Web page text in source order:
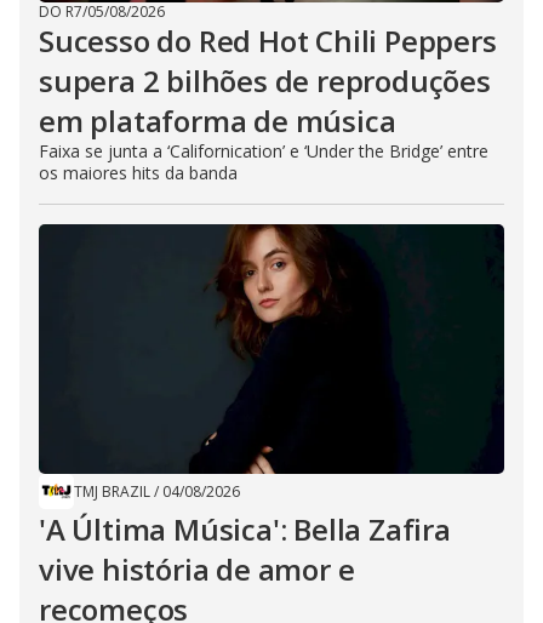
DO R7/05/08/2026
Sucesso do Red Hot Chili Peppers
supera 2 bilhões de reproduções
em plataforma de música
Faixa se junta a ‘Californication’ e ‘Under the Bridge’ entre
os maiores hits da banda
TMJ BRAZIL/ 04/08/2026
'A Última Música': Bella Zafira
vive história de amor e
recomeços